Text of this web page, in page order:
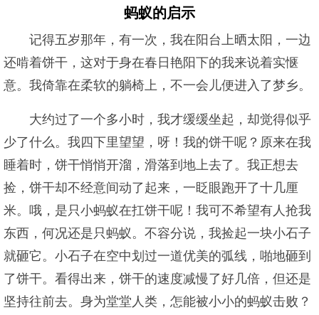
蚂蚁的启示
记得五岁那年，有一次，我在阳台上晒太阳，一边
还啃着饼干，这对于身在春日艳阳下的我来说着实惬
意。我倚靠在柔软的躺椅上，不一会儿便进入了梦乡。
大约过了一个多小时，我才缓缓坐起，却觉得似乎
少了什么。我四下里望望，呀！我的饼干呢？原来在我
睡着时，饼干悄悄开溜，滑落到地上去了。我正想去
捡，饼干却不经意间动了起来，一眨眼跑开了十几厘
米。哦，是只小蚂蚁在扛饼干呢！我可不希望有人抢我
东西，何况还是只蚂蚁。不容分说，我捡起一块小石子
就砸它。小石子在空中划过一道优美的弧线，啪地砸到
了饼干。看得出来，饼干的速度减慢了好几倍，但还是
坚持往前去。身为堂堂人类，怎能被小小的蚂蚁击败？